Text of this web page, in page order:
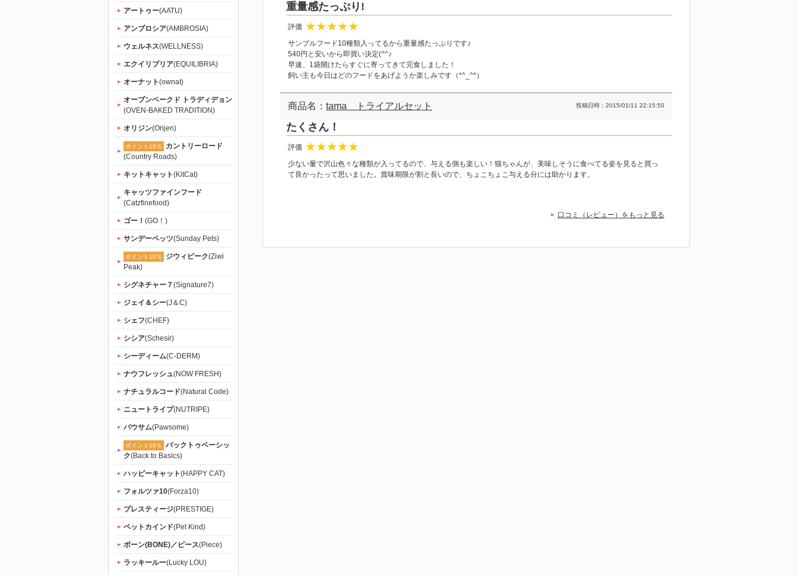
アートゥー(AATU)
アンブロシア(AMBROSIA)
ウェルネス(WELLNESS)
エクイリブリア(EQUILIBRIA)
オーナット(ownat)
オーブンベークド トラディデョン
(OVEN-BAKED TRADITION)
オリジン(Orijen)
ポイント10％
カントリーロード
(Country Roads)
キットキャット(KitCat)
キャッツファインフード
(Catzfinefood)
ゴー！ (GO！)
サンデーペッツ(Sunday Pets)
ポイント10％ ジウィピーク(Ziwi
Peak)
シグネチャー７(Signature7)
ジェイ＆シー(J＆C)
シェフ(CHEF)
シシア(Schesir)
シーディーム(C-DERM)
ナウフレッシュ(NOW FRESH)
ナチュラルコード(Natural Code)
ニュートライプ(NUTRIPE)
パウサム(Pawsome)
ポイント10％
バックトゥベーシッ
ク(Back to Basics)
ハッピーキャット(HAPPY CAT)
フォルツァ10(Forza10)
プレスティージ(PRESTIGE)
ペットカインド(Pet Kind)
ボーン(BONE)／ピース(Piece)
ラッキールー(Lucky LOU)
重量感たっぷり!
評価
サンプルフード10種類入ってるから重量感たっぷりです♪
540円と安いから即買い決定(^^♪
早速、1袋開けたらすぐに寄ってきて完食しました！
飼い主も今日はどのフードをあげようか楽しみです（*^_^*）
商品名： tama トライアルセット 投稿日時：2015/01/11 22:15:50
たくさん！
評価
少ない量で沢山色々な種類が入ってるので、与える側も楽しい！猫ちゃんが、美味しそうに食べてる姿を見ると買っ
て良かったって思いました。賞味期限が割と長いので、ちょこちょこ与える分には助かります。
口コミ（レビュー）をもっと見る